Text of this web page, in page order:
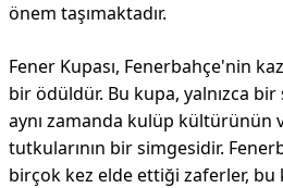
önem taşımaktadır.
Fener Kupası, Fenerbahçe'nin
bir ödüldür. Bu kupa, yalnızca bir
aynı zamanda kulüp kültürünün
tutkularının bir simgesidir.
birçok kez elde ettiği zaferler, bu